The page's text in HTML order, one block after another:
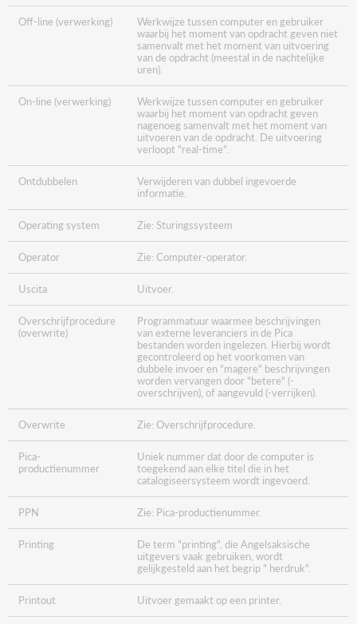
Off-line (verwerking)
Werkwijze tussen computer en gebruiker
waarbij het moment van opdracht geven niet
samenvalt met het moment van uitvoering
van de opdracht (meestal in de nachtelijke
uren).
On-line (verwerking)
Werkwijze tussen computer en gebruiker
waarbij het moment van opdracht geven
nagenoeg samenvalt met het moment van
uitvoeren van de opdracht. De uitvoering
verloopt "real-time".
Ontdubbelen
Verwijderen van dubbel ingevoerde
informatie.
Operating system Zie: Sturingssysteem
Operator Zie: Computer-operator.
Uscita Uitvoer.
Overschrijfprocedure
(overwrite)
Programmatuur waarmee beschrijvingen
van externe leveranciers in de Pica
bestanden worden ingelezen. Hierbij wordt
gecontroleerd op het voorkomen van
dubbele invoer en "magere" beschrijvingen
worden vervangen door "betere" (-
overschrijven), of aangevuld (-verrijken).
Overwrite Zie: Overschrijfprocedure.
Pica-
productienummer
Uniek nummer dat door de computer is
toegekend aan elke titel die in het
catalogiseersysteem wordt ingevoerd.
PPN Zie: Pica-productienummer.
Printing
De term "printing", die Angelsaksische
uitgevers vaak gebruiken, wordt
gelijkgesteld aan het begrip " herdruk".
Printout Uitvoer gemaakt op een printer.